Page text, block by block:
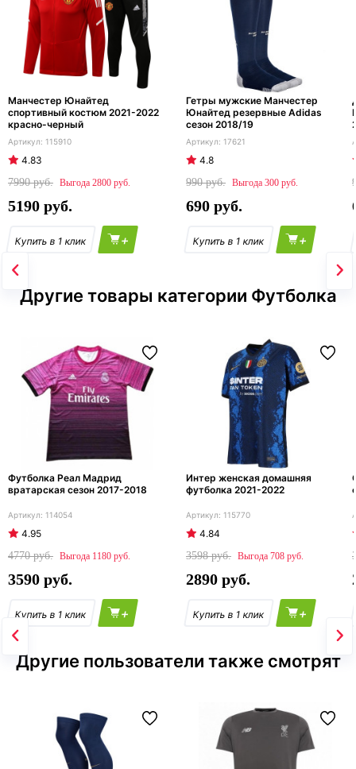
Манчестер Юнайтед
спортивный костюм 2021-2022
красно-черный
115910
4.83
7990
2800
5190
+
Гетры мужские Манчестер
Юнайтед резервные Adidas
сезон 2018/19
17621
4.8
990
300
690
+
Другие товары категории Футболка
Футболка Реал Мадрид
вратарская сезон 2017-2018
114054
4.95
4770
1180
3590
+
Интер женская домашняя
футболка 2021-2022
115770
4.84
3598
708
2890
+
Другие пользователи также смотрят